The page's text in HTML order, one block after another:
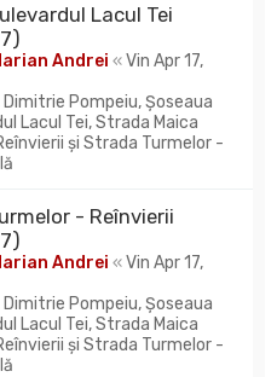
Lacul Tei
Andrei «Vin Apr 17,
Dimitrie Pompeiu, Șoseaua
Lacul Tei, Strada Maica
și Strada Turmelor -
- Reînvierii
Andrei «Vin Apr 17,
Dimitrie Pompeiu, Șoseaua
Lacul Tei, Strada Maica
și Strada Turmelor -